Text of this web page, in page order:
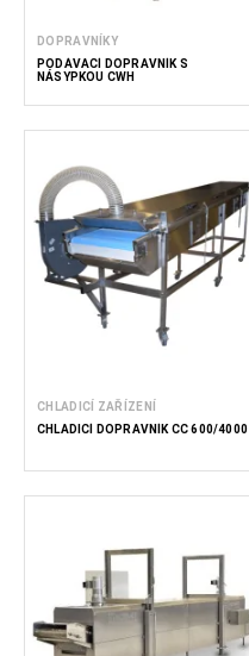
DOPRAVNÍKY
PODÁVACÍ DOPRAVNÍK S
NÁSYPKOU CWH
CHLADICÍ ZAŘÍZENÍ
CHLADICÍ DOPRAVNÍK CC 600/4000